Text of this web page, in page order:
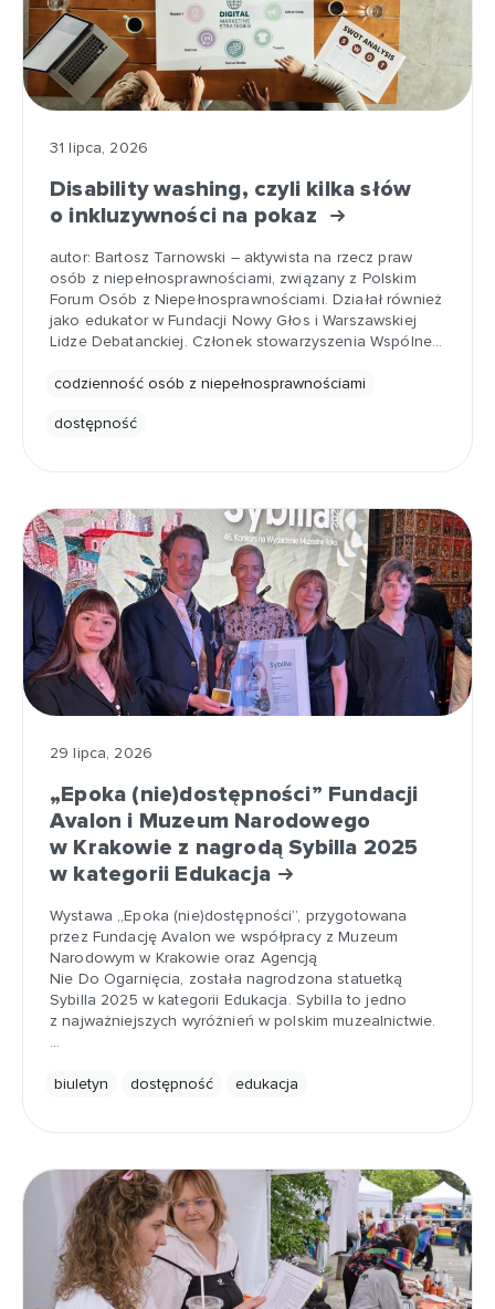
31 lipca, 2026
Disability washing, czyli kilka słów
o inkluzywności na pokaz
autor: Bartosz Tarnowski – aktywista na rzecz praw
osób z niepełnosprawnościami, związany z Polskim
Forum Osób z Niepełnosprawnościami. Działał również
jako edukator w Fundacji Nowy Głos i Warszawskiej
Lidze Debatanckiej. Członek stowarzyszenia Wspólne…
codzienność osób z niepełnosprawnościami
dostępność
29 lipca, 2026
„Epoka (nie)dostępności” Fundacji
Avalon i Muzeum Narodowego
w Krakowie z nagrodą Sybilla 2025
w kategorii Edukacja
Wystawa „Epoka (nie)dostępności”, przygotowana
przez Fundację Avalon we współpracy z Muzeum
Narodowym w Krakowie oraz Agencją
Nie Do Ogarnięcia, została nagrodzona statuetką
Sybilla 2025 w kategorii Edukacja. Sybilla to jedno
z najważniejszych wyróżnień w polskim muzealnictwie.
…
biuletyn dostępność edukacja